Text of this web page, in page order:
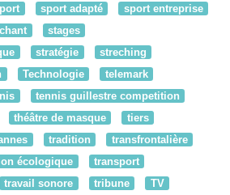
sport adapté
sport entreprise
stages
stratégie
streching
Technologie
telemark
tennis guillestre competition
théâtre de masque
tiers
tradition
transfrontalière
écologique
transport
travail sonore tribune
TV